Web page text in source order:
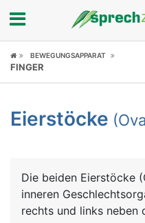
Fokus
Symptome
News
BEWEGUNGSAPPARAT
FINGER
Eierstöcke
Die beiden Eierstöcke
inneren
rechts und links neben